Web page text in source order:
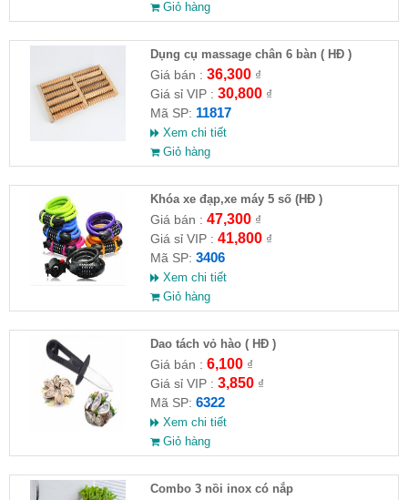
Giỏ hàng
Dụng cụ massage chân 6 bàn ( HĐ )
Giá bán : 36,300₫
Giá sỉ VIP : 30,800₫
Mã SP: 11817
Xem chi tiết
Giỏ hàng
Khóa xe đạp,xe máy 5 số (HĐ )
Giá bán : 47,300₫
Giá sỉ VIP : 41,800₫
Mã SP: 3406
Xem chi tiết
Giỏ hàng
Dao tách vỏ hào ( HĐ )
Giá bán : 6,100₫
Giá sỉ VIP : 3,850₫
Mã SP: 6322
Xem chi tiết
Giỏ hàng
Combo 3 nồi inox có nắp